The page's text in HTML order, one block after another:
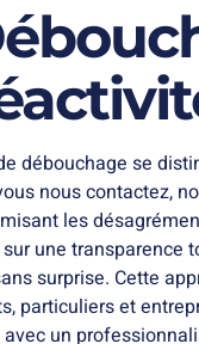
débouchage se
nous contactez,
les
une transparence
surprise. Cette
particuliers et
un